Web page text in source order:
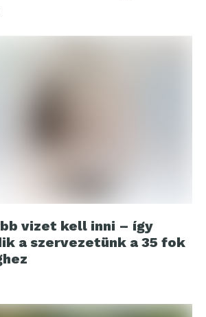
vizet kell inni – így
a szervezetünk a 35 fok